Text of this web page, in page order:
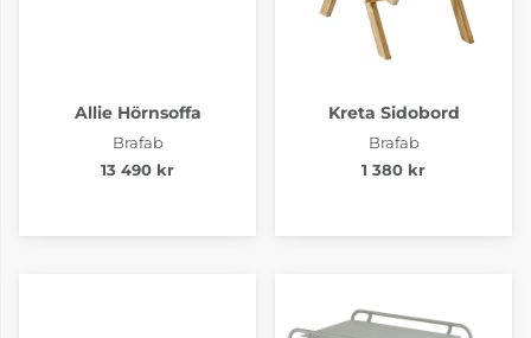
Allie Hörnsoffa
Brafab
13 490 kr
Kreta Sidobord
Brafab
1 380 kr